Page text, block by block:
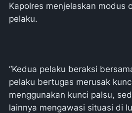
Kapolres menjelaskan modus
pelaku.
“Kedua pelaku beraksi
pelaku bertugas merusak
menggunakan kunci palsu,
lainnya mengawasi situasi di